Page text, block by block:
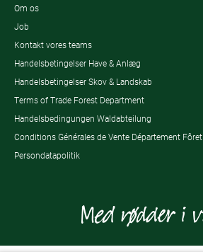
Om os
Job
Kontakt vores teams
Handelsbetingelser Have & Anlæg
Handelsbetingelser Skov & Landskab
Terms of Trade Forest Department
Handelsbedingungen Waldabteilung
Conditions Générales de Vente Département Fôret
Persondatapolitik